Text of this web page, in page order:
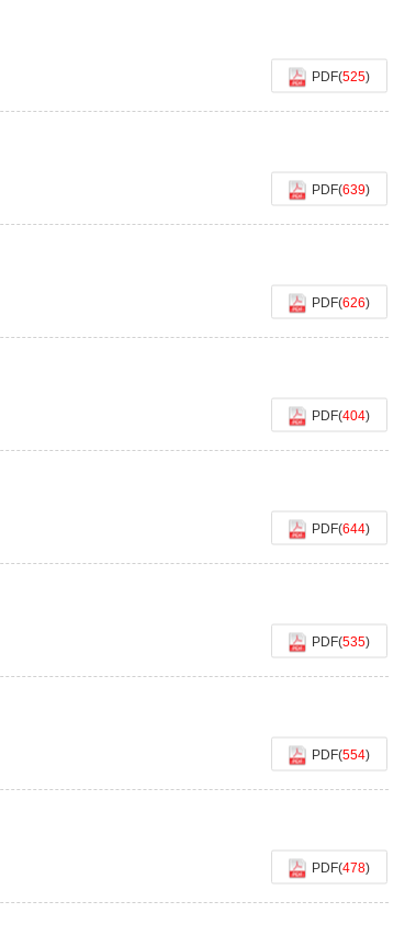
PDF(525)
PDF(639)
PDF(626)
PDF(404)
PDF(644)
PDF(535)
PDF(554)
PDF(478)